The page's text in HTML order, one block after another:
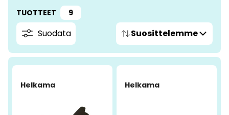
TUOTTEET 9
Suodata Suosittelemme
Helkama Helkama